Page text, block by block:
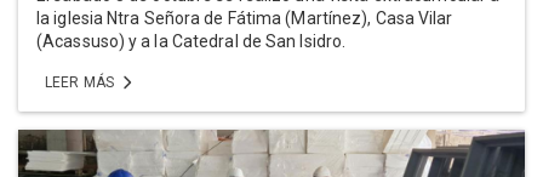
la iglesia Ntra Señora de Fátima (Martínez), Casa Vilar
(Acassuso) y a la Catedral de San Isidro.
LEER MÁS